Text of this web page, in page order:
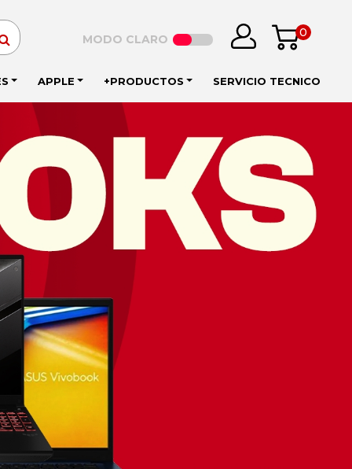
0
MODO CLARO
APPLE +PRODUCTOS SERVICIO TECNICO